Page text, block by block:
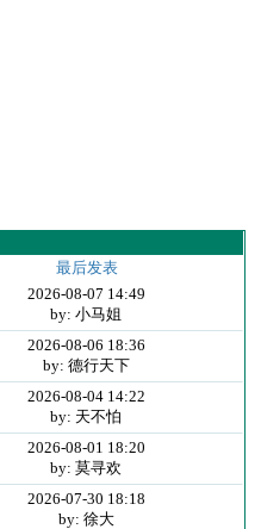
最后发表
2026-08-07 14:49
by: 小马姐
2026-08-06 18:36
by: 德行天下
2026-08-04 14:22
by: 天不怕
2026-08-01 18:20
by: 莫寻欢
2026-07-30 18:18
by: 徐大